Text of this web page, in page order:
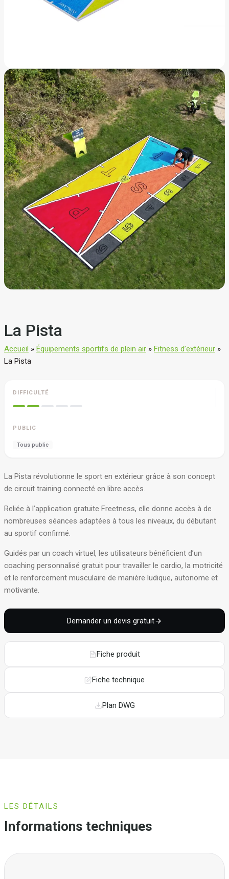
La Pista
Accueil » Équipements sportifs de plein air » Fitness d’extérieur »
La Pista
DIFFICULTÉ
PUBLIC
Tous public
La Pista révolutionne le sport en extérieur grâce à son concept
de circuit training connecté en libre accès.
Reliée à l’application gratuite Freetness, elle donne accès à de
nombreuses séances adaptées à tous les niveaux, du débutant
au sportif confirmé.
Guidés par un coach virtuel, les utilisateurs bénéficient d’un
coaching personnalisé gratuit pour travailler le cardio, la motricité
et le renforcement musculaire de manière ludique, autonome et
motivante.
Demander un devis gratuit
Fiche produit
Fiche technique
Plan DWG
LES DÉTAILS
Informations techniques